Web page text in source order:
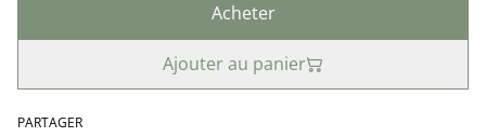
Acheter
Ajouter au panier
PARTAGER